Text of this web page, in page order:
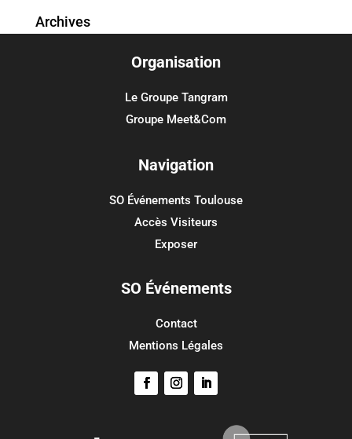
Archives
Flux des commentaires
Site de WordPress-FR
Organisation
Le Groupe Tangram
Groupe Meet&Com
Navigation
SO Événements Toulouse
Accès Visiteurs
Exposer
SO Événements
Contact
Mentions Légales